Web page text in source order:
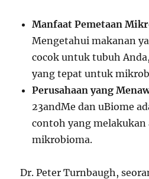
Manfaat Pemetaan
Mengetahui makanan
cocok untuk tubuh
yang tepat untuk
Perusahaan yang
23andMe dan uBiome
contoh yang melakukan
mikrobioma.
Dr. Peter Turnbaugh,